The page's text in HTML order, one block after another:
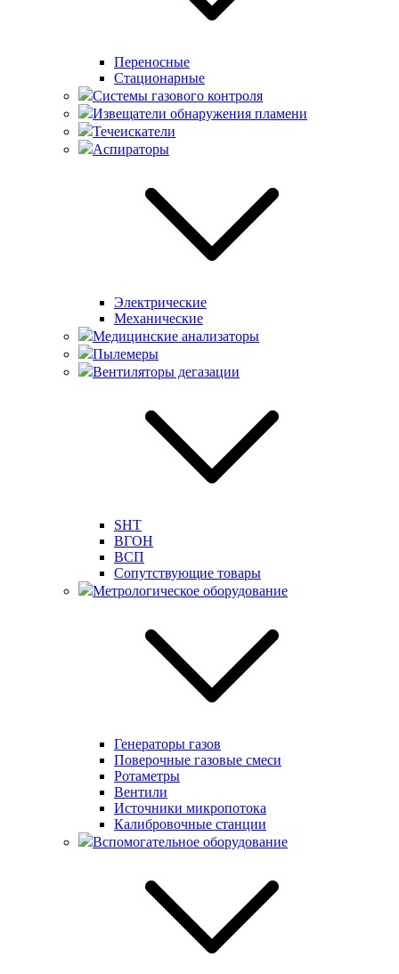
Переносные
Стационарные
Системы газового контроля
Извещатели обнаружения пламени
Течеискатели
Аспираторы
Электрические
Механические
Медицинские анализаторы
Пылемеры
Вентиляторы дегазации
SHT
ВГОН
ВСП
Сопутствующие товары
Метрологическое оборудование
Генераторы газов
Поверочные газовые смеси
Ротаметры
Вентили
Источники микропотока
Калибровочные станции
Вспомогательное оборудование